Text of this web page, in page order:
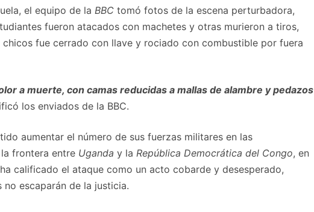
el equipo de la BBC tomó fotos de la escena perturbadora,
fueron atacados con machetes y otras murieron a tiros,
fue cerrado con llave y rociado con combustible por fuera
a muerte, con camas reducidas a mallas de alambre y pedazos
los enviados de la BBC.
aumentar el número de sus fuerzas militares en las
frontera entre Uganda y la República Democrática del Congo, en
calificado el ataque como un acto cobarde y desesperado,
escaparán de la justicia.